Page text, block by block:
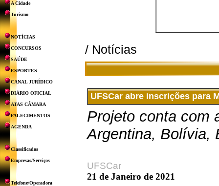
A Cidade
Turismo
NOTÍCIAS
CONCURSOS
SAÚDE
ESPORTES
CANAL JURÍDICO
DIÁRIO OFICIAL
ATAS CÂMARA
FALECIMENTOS
AGENDA
Classificados
Empresas/Serviços
Telefone/Operadora
/ Notícias
UFSCar abre inscrições para
Projeto conta com
Argentina, Bolívia,
UFSCar
21 de Janeiro de 2021